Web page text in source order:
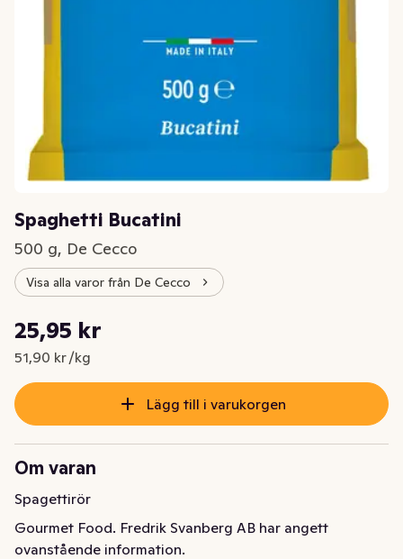
Spaghetti Bucatini
500 g, De Cecco
Visa alla varor från De Cecco
Nuvarande pris är: 25,95 kr
25,95 kr
51,90 kr /kg
Styckpris: 51,90 kr /kg
Lägg till i varukorgen
Om varan
Spagettirör
Gourmet Food. Fredrik Svanberg AB har angett
ovanstående information.